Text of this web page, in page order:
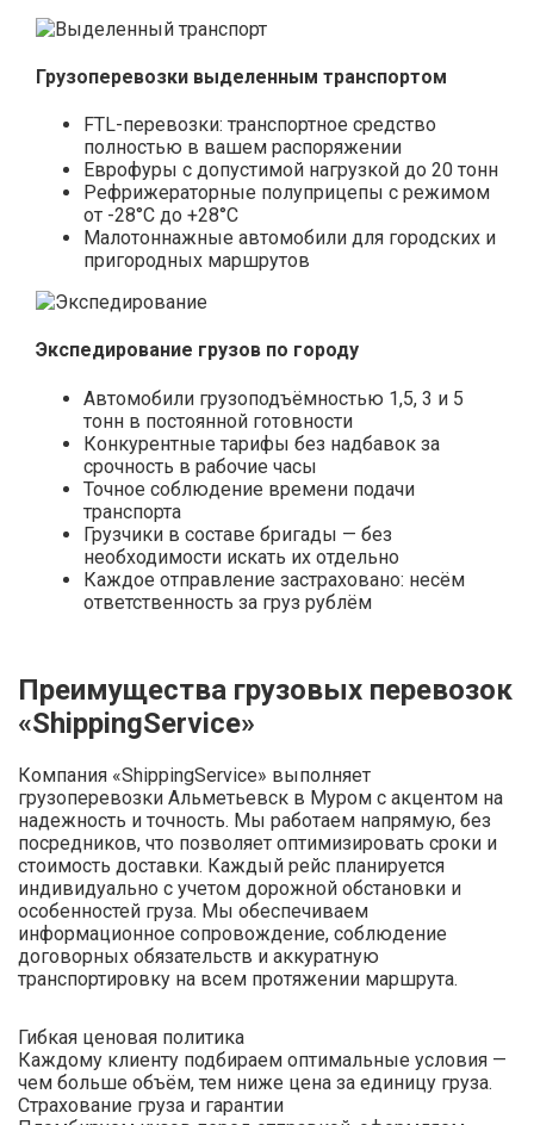
Грузоперевозки выделенным транспортом
FTL-перевозки: транспортное средство
полностью в вашем распоряжении
Еврофуры с допустимой нагрузкой до 20 тонн
Рефрижераторные полуприцепы с режимом
от -28°С до +28°С
Малотоннажные автомобили для городских и
пригородных маршрутов
Экспедирование грузов по городу
Автомобили грузоподъёмностью 1,5, 3 и 5
тонн в постоянной готовности
Конкурентные тарифы без надбавок за
срочность в рабочие часы
Точное соблюдение времени подачи
транспорта
Грузчики в составе бригады — без
необходимости искать их отдельно
Каждое отправление застраховано: несём
ответственность за груз рублём
Преимущества грузовых перевозок
«ShippingService»
Компания «ShippingService» выполняет
грузоперевозки Альметьевск в Муром с акцентом на
надежность и точность. Мы работаем напрямую, без
посредников, что позволяет оптимизировать сроки и
стоимость доставки. Каждый рейс планируется
индивидуально с учетом дорожной обстановки и
особенностей груза. Мы обеспечиваем
информационное сопровождение, соблюдение
договорных обязательств и аккуратную
транспортировку на всем протяжении маршрута.
Гибкая ценовая политика
Каждому клиенту подбираем оптимальные условия —
чем больше объём, тем ниже цена за единицу груза.
Страхование груза и гарантии